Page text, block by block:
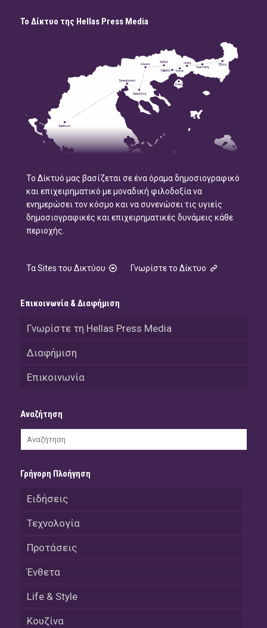
Το Δίκτυο της Hellas Press Media
Το Δίκτυό μας βασίζεται σε ένα όραμα δημοσιογραφικό
και επιχειρηματικό με μοναδική φιλοδοξία να
ενημερώσει τον κόσμο και να συνενώσει τις υγιείς
δημοσιογραφικές και επιχειρηματικές δυνάμεις κάθε
περιοχής.
Τα Sites του Δικτύου Γνωρίστε το Δίκτυο
Επικοινωνία & Διαφήμιση
Γνωρίστε τη Hellas Press Media
Διαφήμιση
Επικοινωνία
Αναζήτηση
Γρήγορη Πλοήγηση
Ειδήσεις
Τεχνολογία
Προτάσεις
Ένθετα
Life & Style
Κουζίνα